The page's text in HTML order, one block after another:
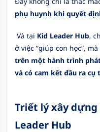
phụ huynh khi quyết
Và tại Kid Leader Hub,
ở việc “giúp con học”, mà
trên một hành trình
và có cam kết đầu ra cụ
Triết lý xây
Leader Hub